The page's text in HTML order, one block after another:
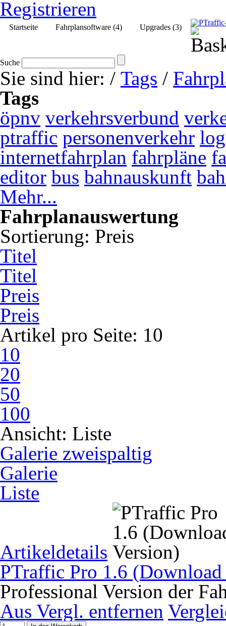
Registrieren
Startseite Fahrplansoftware (4) Upgrades (3)
Suche
Sie sind hier: / Tags /
Tags
öpnv verkehrsverbund
ptraffic personenverkehr
internetfahrplan fahrpläne
editor bus bahnauskunft
Mehr...
Fahrplanauswertung
Sortierung: Preis
Titel
Titel
Preis
Preis
Artikel pro Seite: 10
10
20
50
100
Ansicht: Liste
Galerie zweispaltig
Galerie
Liste
Artikeldetails
PTraffic Pro 1.6 (Download
Professional Version der
Aus Vergl. entfernen